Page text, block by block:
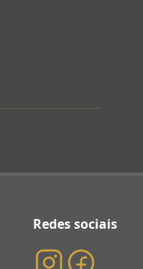
Redes sociais